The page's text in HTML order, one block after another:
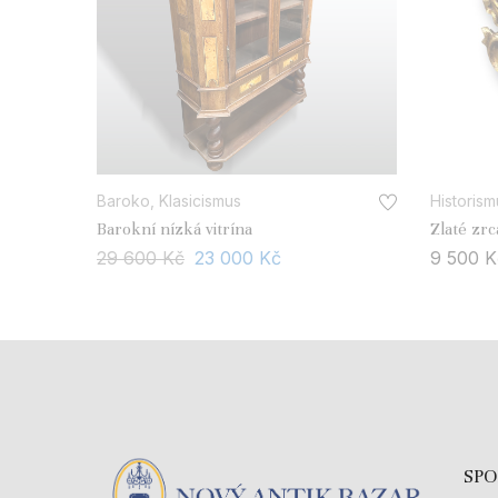
Baroko, Klasicismus
Barokní nízká vitrína
29 600Kč 23 000 Kč
Zlaté
9 500